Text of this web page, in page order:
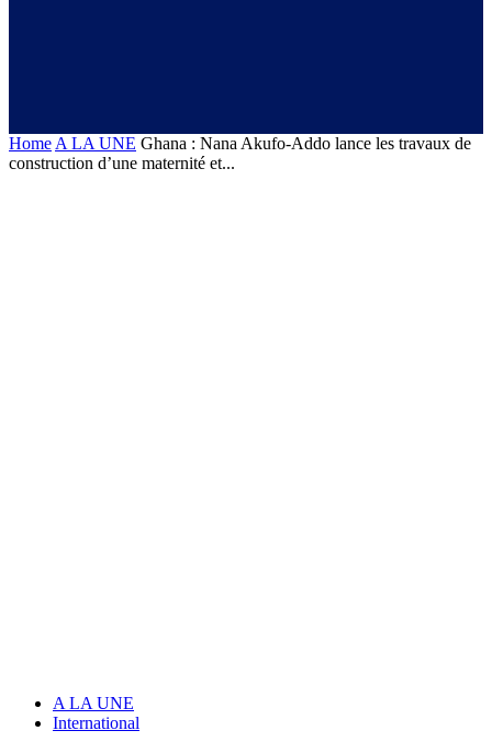
Home A LA UNE Ghana : Nana Akufo-Addo lance les travaux de
construction d’une maternité et...
A LA UNE
International